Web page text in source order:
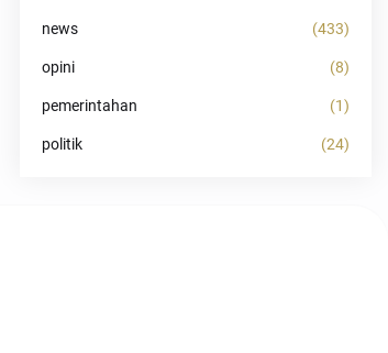
news (433)
opini (8)
pemerintahan (1)
politik (24)